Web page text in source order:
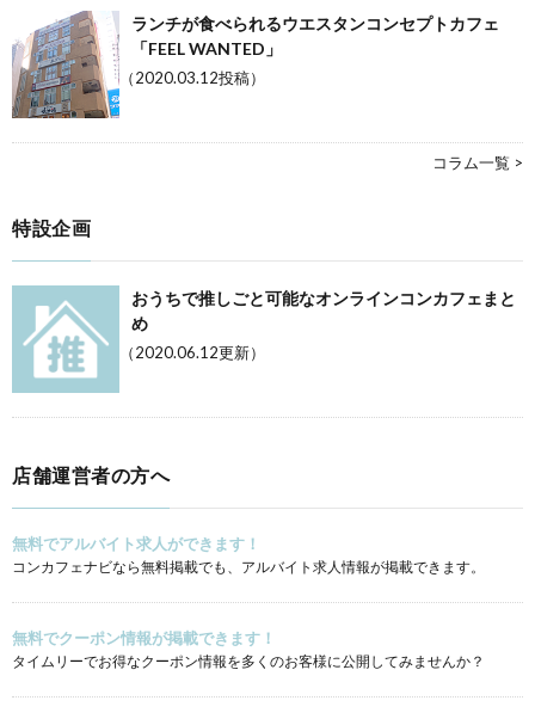
ランチが食べられるウエスタンコンセプトカフェ
「FEEL WANTED」
（2020.03.12投稿）
コラム一覧 >
特設企画
おうちで推しごと可能なオンラインコンカフェまと
め
（2020.06.12更新）
店舗運営者の方へ
無料でアルバイト求人ができます！
コンカフェナビなら無料掲載でも、アルバイト求人情報が掲載できます。
無料でクーポン情報が掲載できます！
タイムリーでお得なクーポン情報を多くのお客様に公開してみませんか？